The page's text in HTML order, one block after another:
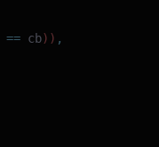
== cb)) ,